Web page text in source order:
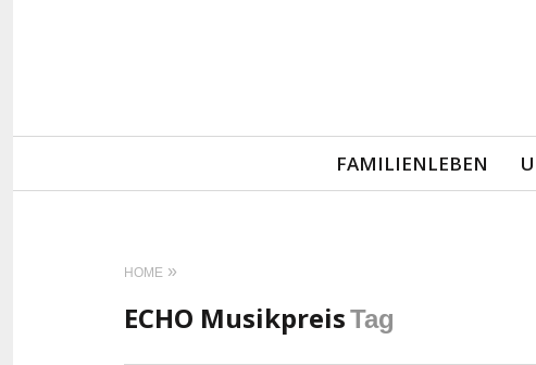
Navigation
FAMILIENLEBEN
HOME
ECHO MusikpreisTag